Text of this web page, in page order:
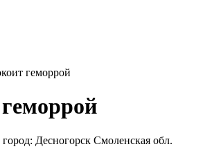
геморрой
Десногорск Смоленская обл.